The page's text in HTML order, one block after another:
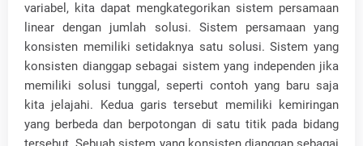
variabel, kita dapat mengkategorikan sistem persamaan
linear dengan jumlah solusi. Sistem persamaan yang
konsisten memiliki setidaknya satu solusi. Sistem yang
konsisten dianggap sebagai sistem yang independen jika
memiliki solusi tunggal, seperti contoh yang baru saja
kita jelajahi. Kedua garis tersebut memiliki kemiringan
yang berbeda dan berpotongan di satu titik pada bidang